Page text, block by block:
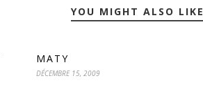
YOU MIGHT ALSO LIKE
MATY
DÉCEMBRE 15, 2009